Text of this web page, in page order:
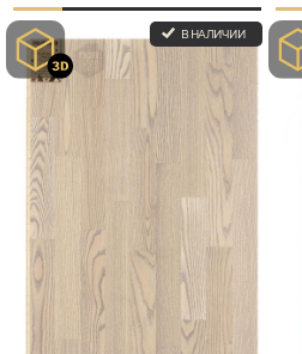
В НАЛИЧИИ